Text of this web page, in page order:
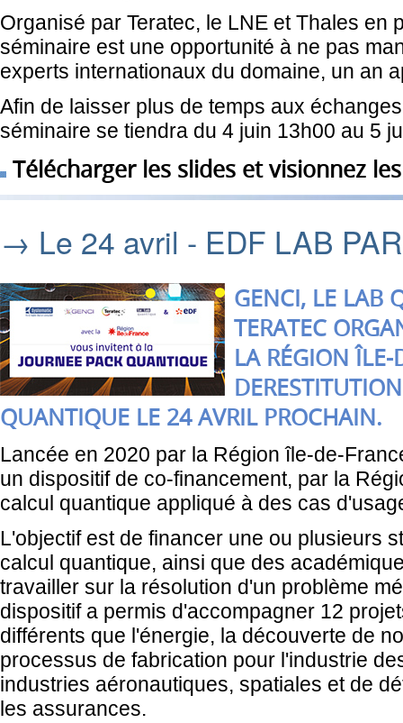
Organisé par Teratec, le LNE et Thales en
séminaire est une opportunité à ne pas
experts internationaux du domaine, un an
Afin de laisser plus de temps aux
séminaire se tiendra du 4 juin 13h00 au 5
Télécharger les slides et visionnez
→ Le 24 avril - EDF LAB
GENCI, LE LAB
TERATEC
LA RÉGION ÎLE-
QUANTIQUE LE 24 AVRIL PROCHAIN.
Lancée en 2020 par la Région île-de-
un dispositif de co-financement, par la
calcul quantique appliqué à des cas
L'objectif est de financer une ou plusieurs
calcul quantique, ainsi que des
travailler sur la résolution d'un problème
dispositif a permis d'accompagner 12
différents que l'énergie, la découverte de
processus de fabrication pour l'industrie
industries aéronautiques, spatiales et de
les assurances.